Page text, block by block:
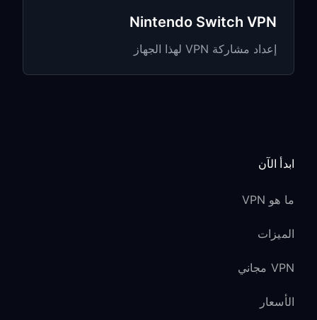
مع زيادة طفيفة في زمن التأخير
Xbox Live والألعاب
هذه الأنواع من NAT
VPN مُحسَّنة للألعاب
Party Chat والتواصل:
Nintendo Switch VPN
إعداد مشاركة VPN لهذا الجهاز
ابدأ الآن
ما هو VPN
الميزات
VPN مجاني
الأسعار